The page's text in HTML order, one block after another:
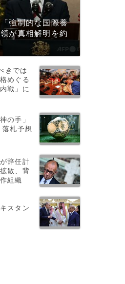
強制的な国際養
が真相解明を約
きでは
めぐる
戦」に
の手」
落札予想
辞任計
散、背
組織
スタン